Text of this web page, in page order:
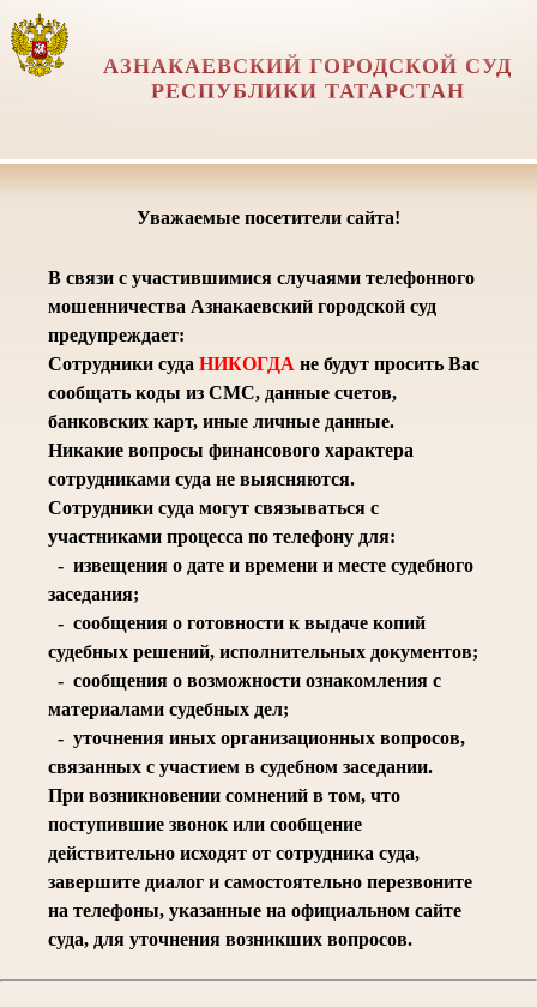
АЗНАКАЕВСКИЙ ГОРОДСКОЙ СУД
РЕСПУБЛИКИ ТАТАРСТАН
Уважаемые посетители сайта!
В связи с участившимися случаями телефонного
мошенничества Азнакаевский городской суд
предупреждает:
Сотрудники суда НИКОГДА не будут просить Вас
сообщать коды из СМС, данные счетов,
банковских карт, иные личные данные.
Никакие вопросы финансового характера
сотрудниками суда не выясняются.
Сотрудники суда могут связываться с
участниками процесса по телефону для:
- извещения о дате и времени и месте судебного
заседания;
- сообщения о готовности к выдаче копий
судебных решений, исполнительных документов;
- сообщения о возможности ознакомления с
материалами судебных дел;
- уточнения иных организационных вопросов,
связанных с участием в судебном заседании.
При возникновении сомнений в том, что
поступившие звонок или сообщение
действительно исходят от сотрудника суда,
завершите диалог и самостоятельно перезвоните
на телефоны, указанные на официальном сайте
суда, для уточнения возникших вопросов.